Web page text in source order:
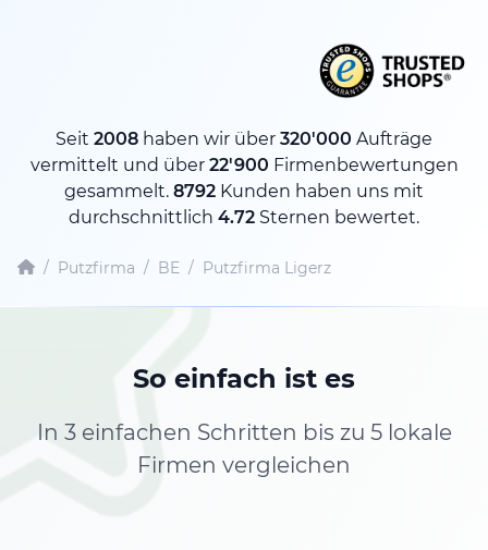
Seit 2008 haben wir über 320'000 Aufträge
vermittelt und über 22'900 Firmenbewertungen
gesammelt. 8792 Kunden haben uns mit
durchschnittlich 4.72 Sternen bewertet.
/ Putzfirma / BE / Putzfirma Ligerz
So einfach ist es
In 3 einfachen Schritten bis zu 5 lokale
Firmen vergleichen